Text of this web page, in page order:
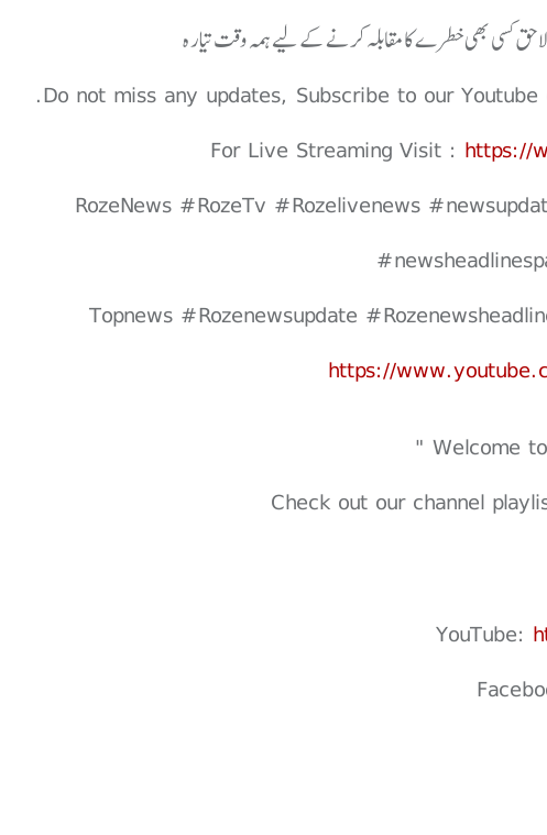
لاحق کسی بھی خطرے کا مقابلہ کرنے کے لیے ہمہ وقت تیار ہ
Do not miss any updates, Subscribe to our
For Live Streaming Visit : https://
#RozeNews #RozeTv #Rozelivenews
https://
Check out our channel
YouTube: